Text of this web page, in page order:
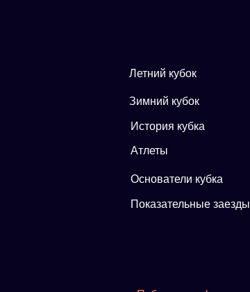
Летний кубок
Зимний кубок
История кубка
Атлеты
Основатели кубка
Показательные заезды